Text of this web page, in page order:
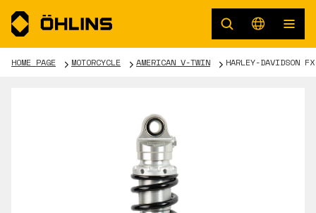
HOME PAGE MOTORCYCLE AMERICAN V-TWIN HARLEY-DAVIDSON